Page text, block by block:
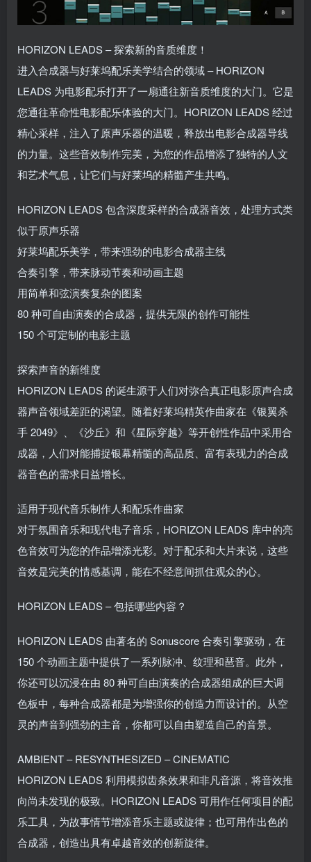
HORIZON LEADS – 探索新的音质维度！
进入合成器与好莱坞配乐美学结合的领域 – HORIZON
LEADS 为电影配乐打开了一扇通往新音质维度的大门。它是
您通往革命性电影配乐体验的大门。HORIZON LEADS 经过
精心采样，注入了原声乐器的温暖，释放出电影合成器导线
的力量。这些音效制作完美，为您的作品增添了独特的人文
和艺术气息，让它们与好莱坞的精髓产生共鸣。
HORIZON LEADS 包含深度采样的合成器音效，处理方式类
似于原声乐器
好莱坞配乐美学，带来强劲的电影合成器主线
合奏引擎，带来脉动节奏和动画主题
用简单和弦演奏复杂的图案
80 种可自由演奏的合成器，提供无限的创作可能性
150 个可定制的电影主题
探索声音的新维度
HORIZON LEADS 的诞生源于人们对弥合真正电影原声合成
器声音领域差距的渴望。随着好莱坞精英作曲家在《银翼杀
手 2049》、《沙丘》和《星际穿越》等开创性作品中采用合
成器，人们对能捕捉银幕精髓的高品质、富有表现力的合成
器音色的需求日益增长。
适用于现代音乐制作人和配乐作曲家
对于氛围音乐和现代电子音乐，HORIZON LEADS 库中的亮
色音效可为您的作品增添光彩。对于配乐和大片来说，这些
音效是完美的情感基调，能在不经意间抓住观众的心。
HORIZON LEADS – 包括哪些内容？
HORIZON LEADS 由著名的 Sonuscore 合奏引擎驱动，在
150 个动画主题中提供了一系列脉冲、纹理和琶音。此外，
你还可以沉浸在由 80 种可自由演奏的合成器组成的巨大调
色板中，每种合成器都是为增强你的创造力而设计的。从空
灵的声音到强劲的主音，你都可以自由塑造自己的音景。
AMBIENT – RESYNTHESIZED – CINEMATIC
HORIZON LEADS 利用模拟齿条效果和非凡音源，将音效推
向尚未发现的极致。HORIZON LEADS 可用作任何项目的配
乐工具，为故事情节增添音乐主题或旋律；也可用作出色的
合成器，创造出具有卓越音效的创新旋律。